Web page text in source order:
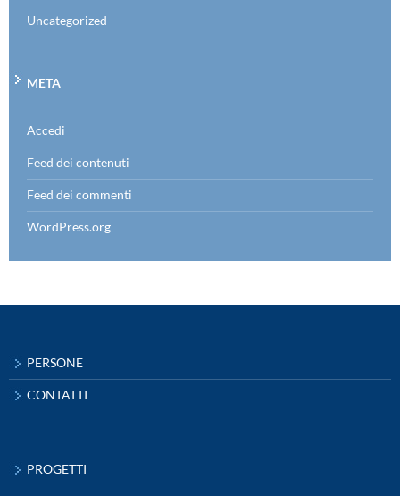
Uncategorized
META
Accedi
Feed dei contenuti
Feed dei commenti
WordPress.org
PERSONE
CONTATTI
PROGETTI